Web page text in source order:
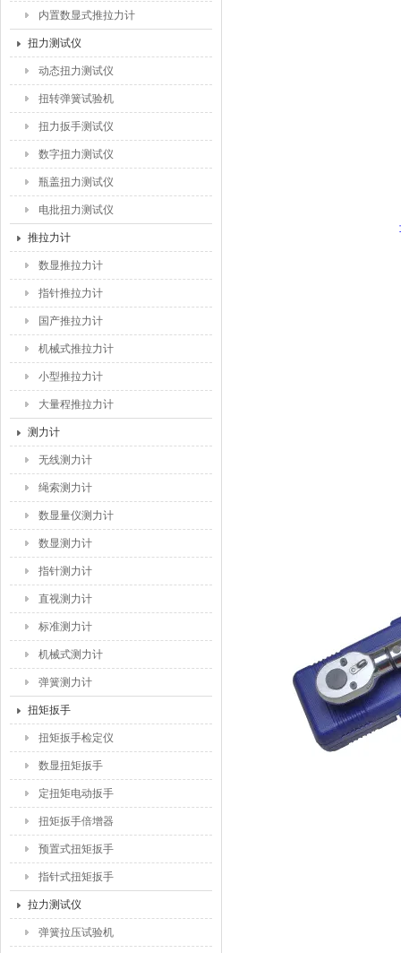
内置数显式推拉力计
扭力测试仪
动态扭力测试仪
扭转弹簧试验机
扭力扳手测试仪
数字扭力测试仪
瓶盖扭力测试仪
电批扭力测试仪
推拉力计
数显推拉力计
指针推拉力计
国产推拉力计
机械式推拉力计
小型推拉力计
大量程推拉力计
测力计
无线测力计
绳索测力计
数显量仪测力计
数显测力计
指针测力计
直视测力计
标准测力计
机械式测力计
弹簧测力计
扭矩扳手
扭矩扳手检定仪
数显扭矩扳手
定扭矩电动扳手
扭矩扳手倍增器
预置式扭矩扳手
指针式扭矩扳手
拉力测试仪
弹簧拉压试验机